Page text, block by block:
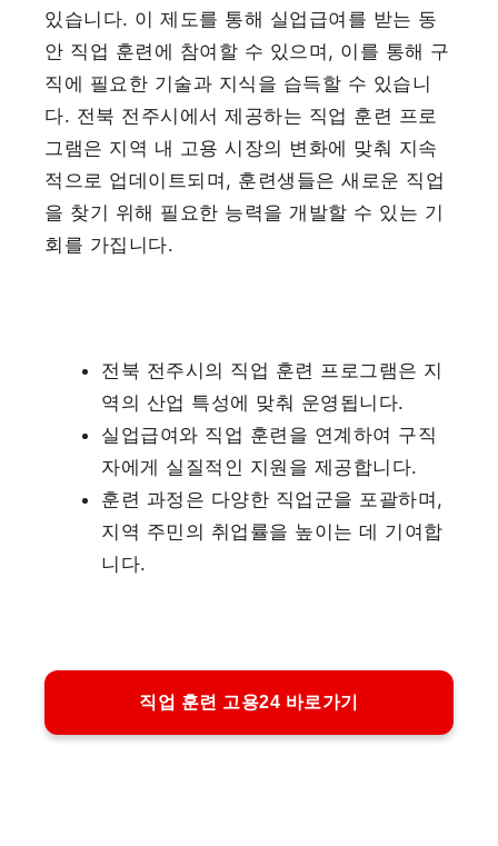
있습니다. 이 제도를 통해 실업급여를 받는 동
안 직업 훈련에 참여할 수 있으며, 이를 통해 구
직에 필요한 기술과 지식을 습득할 수 있습니
다. 전북 전주시에서 제공하는 직업 훈련 프로
그램은 지역 내 고용 시장의 변화에 맞춰 지속
적으로 업데이트되며, 훈련생들은 새로운 직업
을 찾기 위해 필요한 능력을 개발할 수 있는 기
회를 가집니다.
전북 전주시의 직업 훈련 프로그램은 지
역의 산업 특성에 맞춰 운영됩니다.
실업급여와 직업 훈련을 연계하여 구직
자에게 실질적인 지원을 제공합니다.
훈련 과정은 다양한 직업군을 포괄하며,
지역 주민의 취업률을 높이는 데 기여합
니다.
직업 훈련 고용24 바로가기